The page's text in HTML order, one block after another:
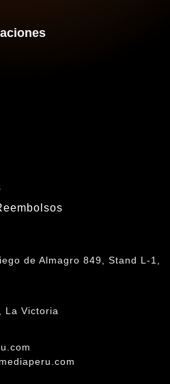
de Almagro 849, Stand L-1,
La Victoria